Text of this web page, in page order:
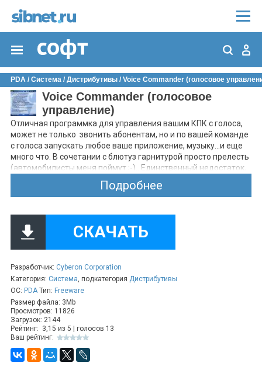
PDA / Система / Дистрибутивы / Voice Commander (голосовое
Voice Commander (голосовое
управление)
Отличная программка для управления вашим КПК с голоса,
может не только звонить абонентам, но и по вашей команде
с голоса запускать любое ваше приложение, музыку...и еще
много что. В сочетании с блютуз гарнитурой просто прелесть
(автомобилисты меня поймут ;-).. Единственный недостаток,
прохожие стороняться, когда начинаешь с КПК
"разговаривать" и в ответ получаешь весьма
Подробнее
СКАЧАТЬ
Разработчик: Cyberon Corporation
Категория: Система, подкатегория Дистрибутивы
ОС: PDAТип: Freeware
Размер файла: 3Mb
Просмотров: 11826
Загрузок: 2144
Рейтинг: 3,15 из 5 | голосов 13
Ваш рейтинг: